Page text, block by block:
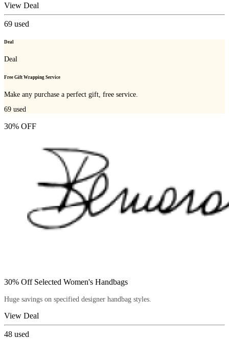
View Deal
69 used
Deal
Deal
Free Gift Wrapping Service
Make any purchase a perfect gift, free service.
69 used
30% OFF
30% Off Selected Women's Handbags
Huge savings on specified designer handbag styles.
View Deal
48 used